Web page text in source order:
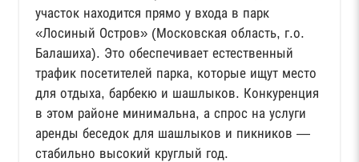
участок находится прямо у входа в парк
«Лосиный Остров» (Московская область, г.о.
Балашиха). Это обеспечивает естественный
трафик посетителей парка, которые ищут место
для отдыха, барбекю и шашлыков. Конкуренция
в этом районе минимальна, а спрос на услуги
аренды беседок для шашлыков и пикников —
стабильно высокий круглый год.